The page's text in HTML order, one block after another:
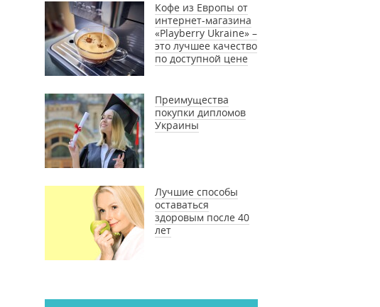
Кофе из Европы от
интернет-магазина
«Playberry Ukraine» –
это лучшее качество
по доступной цене
Преимущества
покупки дипломов
Украины
Лучшие способы
оставаться
здоровым после 40
лет